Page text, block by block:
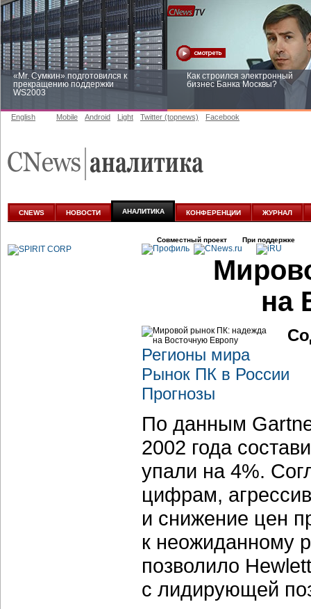
«Mr. Сумкин» подготовился к
прекращению поддержки
WS2003
Как строился электронный
бизнес Банка Москвы?
аналитике
English Mobile Android Light Twitter (topnews) Facebook
CNEWS НОВОСТИ АНАЛИТИКА КОНФЕРЕНЦИИ ЖУРНАЛ
Совместный проект При поддержке
на
Регионы мира
Рынок ПК в России
Прогнозы
По данным
2002 года
упали на 4%.
цифрам,
и снижение цен
к неожиданному
позволило
с лидирующей